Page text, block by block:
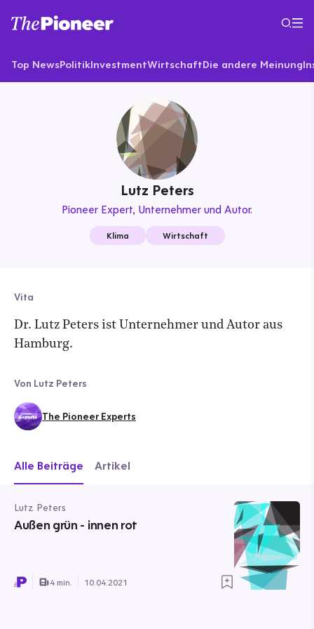
Top NewsPolitikInvestmentWirtschaftDie andere Meinung
Lutz Peters
Pioneer Expert Unternehmer und Autor.
Klima Wirtschaft
Vita
Dr. Lutz Peters ist Unternehmer und Autor aus
Hamburg.
Von Lutz Peters
The Pioneer Experts
Alle Beiträge Artikel
Lutz Peters
Außen grün - innen rot
4 min. 10.04.2021